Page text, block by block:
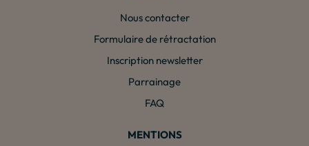
Nous contacter
Formulaire de rétractation
Inscription newsletter
Parrainage
FAQ
MENTIONS